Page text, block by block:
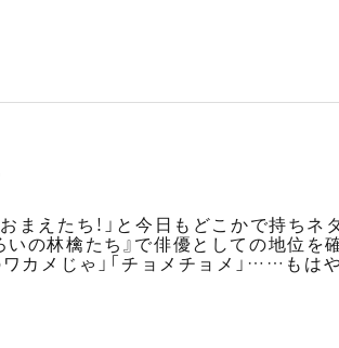
まえたち！」と今日もどこかで持ち
の林檎たち』で俳優としての地位を
ワカメじゃ」「チョメチョメ」……も